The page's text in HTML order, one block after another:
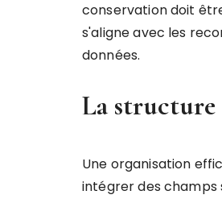
conservation doit
s'aligne avec les
données.
La
Une organisation
intégrer des champs